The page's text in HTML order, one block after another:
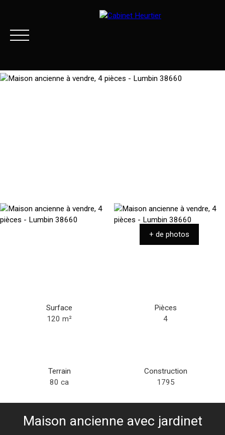
+ de photos
Surface
120m²
Pièces
4
Terrain
80 ca
Construction
1795
Maison ancienne avec jardinet